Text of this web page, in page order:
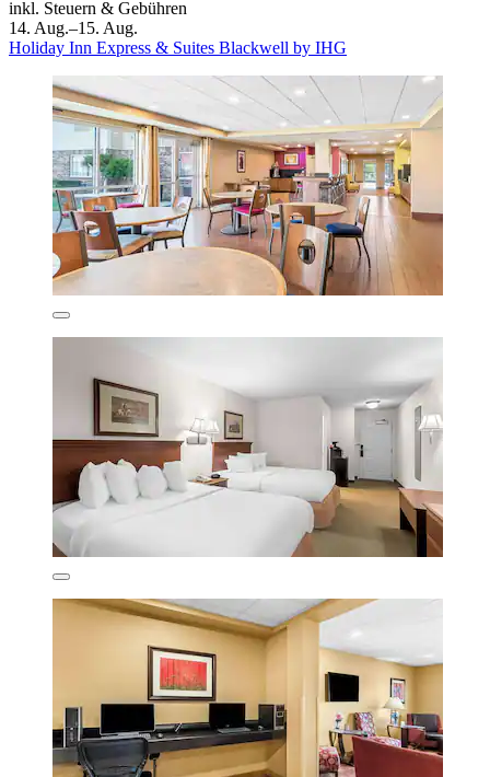
inkl. Steuern & Gebühren
14. Aug.–15. Aug.
Holiday Inn Express & Suites Blackwell by IHG